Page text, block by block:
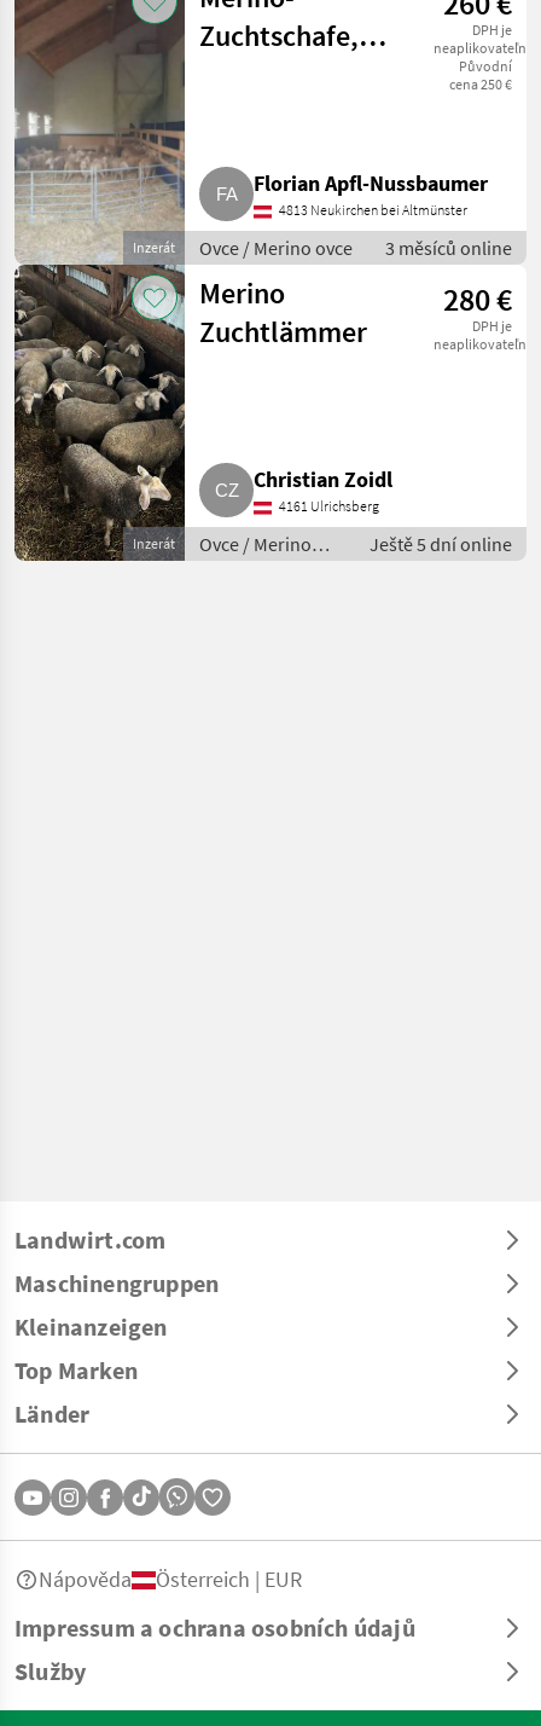
Inzerát
Zuchtschafe,
DPH je
neaplikovateľné
Původní
cena 250 €
Florian Apfl-Nussbaumer
4813 Neukirchen bei Altmünster
Ovce / Merino ovce 3 měsíců online
Inzerát
Merino
Zuchtlämmer
280 €
DPH je
neaplikovateľné
Christian Zoidl
4161 Ulrichsberg
Ovce / Merino
ovce
Ještě 5 dní online
Landwirt.com
Maschinengruppen
Kleinanzeigen
Top Marken
Länder
Impressum a ochrana osobních údajů
Služby
Nápověda Österreich | EUR